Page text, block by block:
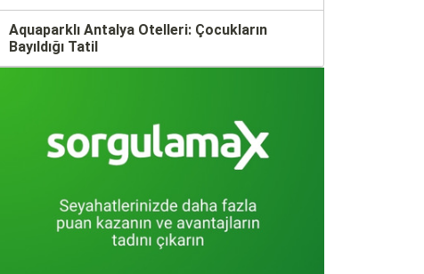
Aquaparklı Antalya Otelleri: Çocukların
Bayıldığı Tatil